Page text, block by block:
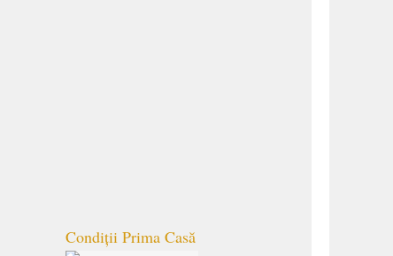
Condiții Prima Casă